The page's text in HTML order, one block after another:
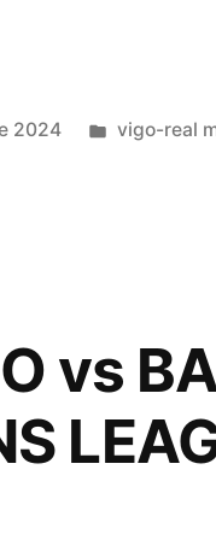
2024
Publicado
vigo-real
vs